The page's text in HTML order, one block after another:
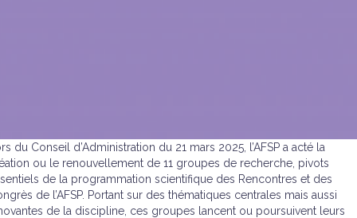
du Conseil d’Administration du 21 mars 2025, l’AFSP a acté la
ou le renouvellement de 11 groupes de recherche, pivots
de la programmation scientifique des Rencontres et des
de l’AFSP. Portant sur des thématiques centrales mais aussi
de la discipline, ces groupes lancent ou poursuivent leurs